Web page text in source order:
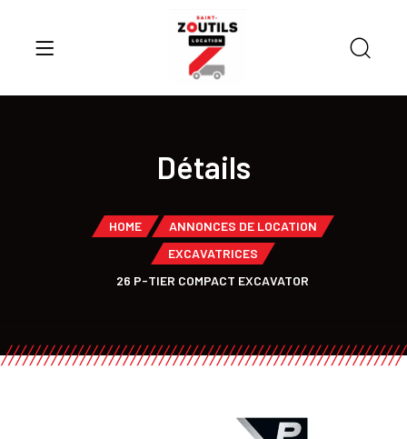
Détails
HOME
ANNONCES DE LOCATION
EXCAVATRICES
26 P-TIER COMPACT EXCAVATOR